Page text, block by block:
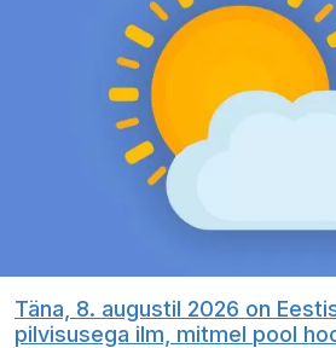
Täna, 8. augustil 2026 on
pilvisusega ilm, mitmel pool